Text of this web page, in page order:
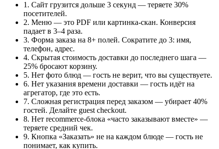
1. Сайт грузится дольше 3 секунд — теряете 30%
посетителей.
2. Меню — это PDF или картинка-скан. Конверсия
падает в 3–4 раза.
3. Форма заказа на 8+ полей. Сократите до 3: имя,
телефон, адрес.
4. Скрытая стоимость доставки до последнего шага —
25% бросают корзину.
5. Нет фото блюд — гость не верит, что вы существуете.
6. Нет указания времени доставки — гость идёт на
агрегатор, где это есть.
7. Сложная регистрация перед заказом — убирает 40%
гостей. Делайте guest checkout.
8. Нет recommerce-блока «часто заказывают вместе» —
теряете средний чек.
9. Кнопка «Заказать» не на каждом блюде — гость не
понимает, как купить.